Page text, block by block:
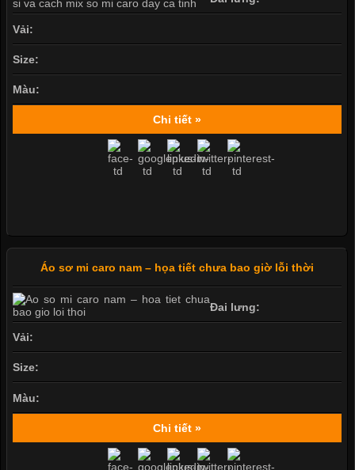
Vải:
Size:
Màu:
Chi tiết »
Áo sơ mi caro nam – họa tiết chưa bao giờ lỗi thời
Đai lưng:
Vải:
Size:
Màu:
Chi tiết »